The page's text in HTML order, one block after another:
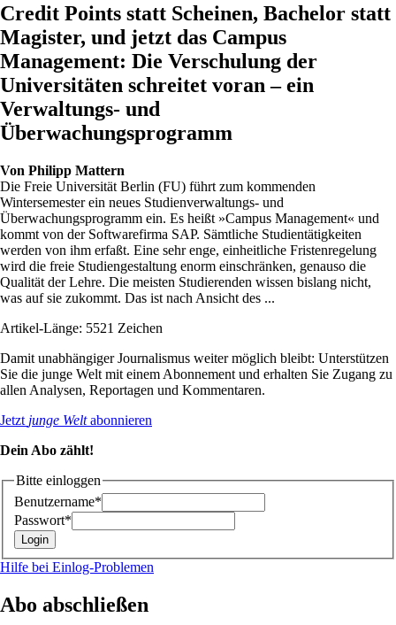
Credit Points statt Scheinen, Bachelor statt
Magister, und jetzt das Campus
Management: Die Verschulung der
Universitäten schreitet voran – ein
Verwaltungs- und
Überwachungsprogramm
Von Philipp Mattern
Die Freie Universität Berlin (FU) führt zum kommenden
Wintersemester ein neues Studienverwaltungs- und
Überwachungsprogramm ein. Es heißt »Campus Management« und
kommt von der Softwarefirma SAP. Sämtliche Studientätigkeiten
werden von ihm erfaßt. Eine sehr enge, einheitliche Fristenregelung
wird die freie Studiengestaltung enorm einschränken, genauso die
Qualität der Lehre. Die meisten Studierenden wissen bislang nicht,
was auf sie zukommt. Das ist nach Ansicht des ...
Artikel-Länge: 5521 Zeichen
Damit unabhängiger Journalismus weiter möglich bleibt: Unterstützen
Sie die junge Welt mit einem Abonnement und erhalten Sie Zugang zu
allen Analysen, Reportagen und Kommentaren.
Jetzt junge Weltabonnieren
Dein Abo zählt!
Bitte einloggen
Benutzername*
Passwort*
Hilfe bei Einlog-Problemen
Abo abschließen